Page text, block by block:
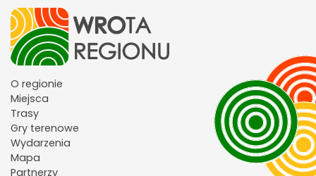
O regionie
Miejsca
Trasy
Gry terenowe
Wydarzenia
Mapa
Partnerzy